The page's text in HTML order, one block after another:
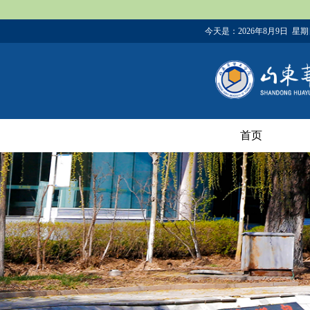
今天是： 2026年8月9日 星
首页